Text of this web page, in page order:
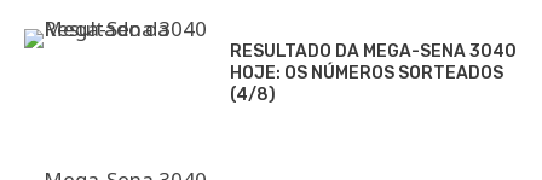
RESULTADO DA MEGA-SENA 3040
HOJE: OS NÚMEROS SORTEADOS
(4/8)